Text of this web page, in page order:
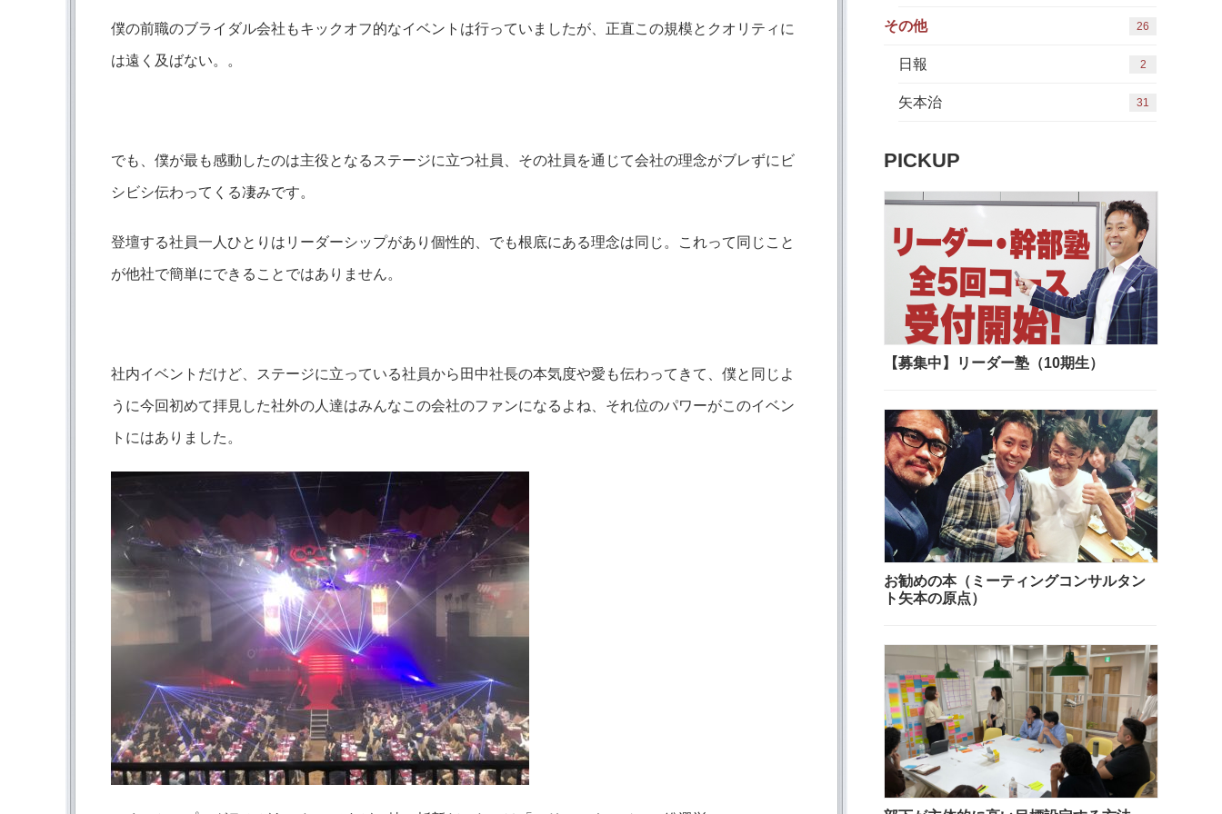
僕の前職のブライダル会社もキックオフ的なイベントは行っていましたが、正直この規模とクオリティに
は遠く及ばない。。
でも、僕が最も感動したのは主役となるステージに立つ社員、その社員を通じて会社の理念がブレずにビ
シビシ伝わってくる凄みです。
登壇する社員一人ひとりはリーダーシップがあり個性的、でも根底にある理念は同じ。これって同じこと
が他社で簡単にできることではありません。
社内イベントだけど、ステージに立っている社員から田中社長の本気度や愛も伝わってきて、僕と同じよ
うに今回初めて拝見した社外の人達はみんなこの会社のファンになるよね、それ位のパワーがこのイベン
トにはありました。
その他 26
日報 2
矢本治 31
PICKUP
【募集中】リーダー塾（10期生）
お勧めの本（ミーティングコンサルタン
ト矢本の原点）